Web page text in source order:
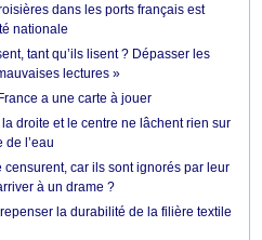
dans les ports français est
nationale
tant qu’ils lisent ? Dépasser les
lectures »
a une carte à jouer
droite et le centre ne lâchent rien sur
l’eau
censurent, car ils sont ignorés par leur
à un drame ?
la durabilité de la filière textile